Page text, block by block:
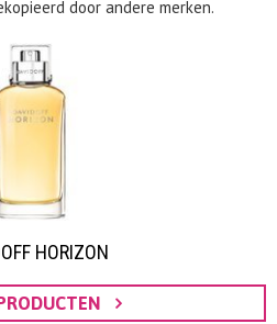
door andere merken.
HORIZON